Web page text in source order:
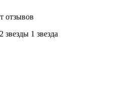
отзывов
2 звeзды 1 звeзда